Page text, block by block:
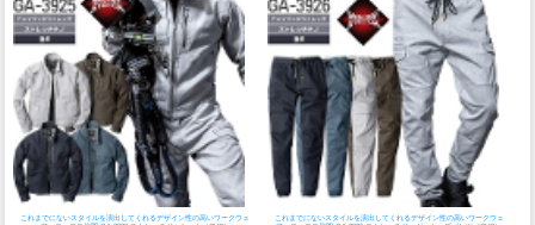
これまでにないスタイルを演出してくれるデザイン性の高いワークウェ
これまでにないスタイルを演出してくれるデザイン性の高いワークウェ